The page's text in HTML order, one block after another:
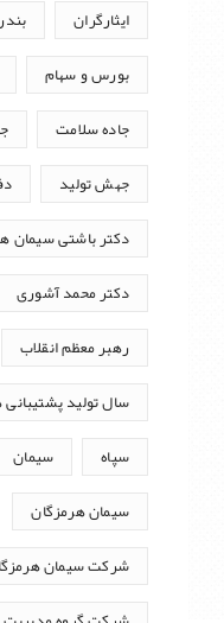
ایثارگران
بورس و سهام
جاده سلامت
جهش تولید
دکتر باشتی سیمان
دکتر محمد آشوری
رهبر معظم انقلاب
سال تولید پشتیبانی
سپاه سیمان
سیمان هرمزگان
شرکت سیمان